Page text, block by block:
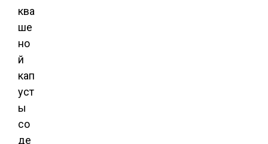
ква
ше
но
й
кап
уст
ы
со
де